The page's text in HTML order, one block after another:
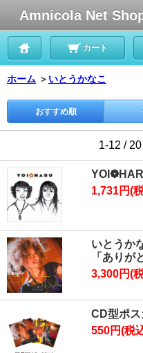
Amnicola Net
カート
ホーム ＞ いとうかなこ
おすすめ順
1-12 / 20
1,731円(
いとうか
「ありが
3,300円(
CD型ポス
550円(税